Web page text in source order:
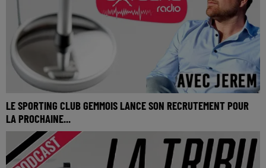
LE SPORTING CLUB GEMMOIS LANCE SON RECRUTEMENT POUR
LA PROCHAINE...
Le Sporting Club Gemmois lance son recrutement pour la
prochaine saison